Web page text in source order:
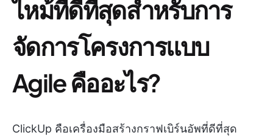
ไหม้ที่ดีที่สุดสำหรับการ
จัดการโครงการแบบ
Agile คืออะไร?
ClickUp คือเครื่องมือสร้างกราฟเบิร์นอัพที่ดีที่สุด